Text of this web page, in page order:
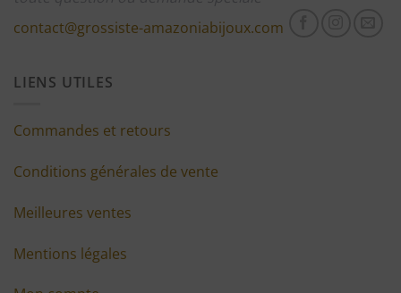
contact@grossiste-amazoniabijoux.com
LIENS UTILES
Commandes et retours
Conditions générales de vente
Meilleures ventes
Mentions légales